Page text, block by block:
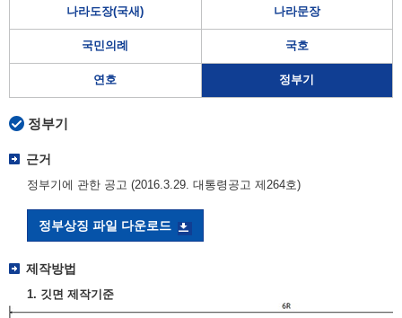
나라도장(국새) 나라문장
국민의례 국호
연호 정부기
정부기
근거
정부기에 관한 공고 (2016.3.29. 대통령공고 제264호)
정부상징 파일 다운로드
제작방법
1. 깃면 제작기준